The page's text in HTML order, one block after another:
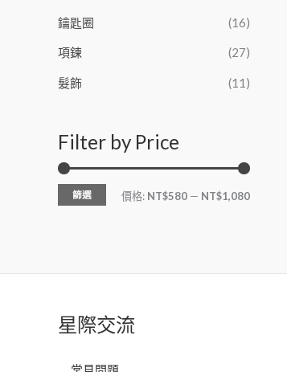
鑰匙圈 (16)
項鍊 (27)
髮飾 (11)
Filter by Price
篩選 價格: NT$580 — NT$1,080
星際交流